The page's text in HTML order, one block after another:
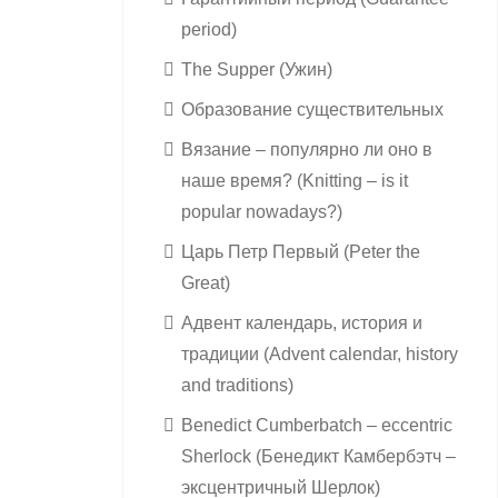
period)
The Supper (Ужин)
Образование существительных
Вязание – популярно ли оно в
наше время? (Knitting – is it
popular nowadays?)
Царь Петр Первый (Peter the
Great)
Адвент календарь, история и
традиции (Advent calendar, history
and traditions)
Benedict Cumberbatch – eccentric
Sherlock (Бенедикт Камбербэтч –
эксцентричный Шерлок)